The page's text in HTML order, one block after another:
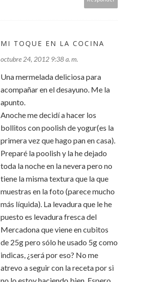
MI TOQUE EN LA COCINA
octubre 24, 2012 9:38 a. m.
Una mermelada deliciosa para
acompañar en el desayuno. Me la
apunto.
Anoche me decidí a hacer los
bollitos con poolish de yogur(es la
primera vez que hago pan en casa).
Preparé la poolish y la he dejado
toda la noche en la nevera pero no
tiene la misma textura que la que
muestras en la foto (parece mucho
más líquida). La levadura que le he
puesto es levadura fresca del
Mercadona que viene en cubitos
de 25g pero sólo he usado 5g como
indicas, ¿será por eso? No me
atrevo a seguir con la receta por si